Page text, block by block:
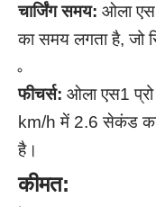
चार्जिंग समय: ओला
का समय लगता है, जो
फीचर्स: ओला एस1
km/h में 2.6 सेकंड
है।
कीमत: